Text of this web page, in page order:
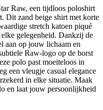
Raw, een tijdloos poloshirt
Dit zand beige shirt met korte
stretch katoen piqué
gelegenheid. Dankzij de
aan op jouw lichaam en
Raw-logo op de borst
polo past moeiteloos in
een vleugje casual elegance
in elke situatie. Maak
en laat jouw persoonlijkheid